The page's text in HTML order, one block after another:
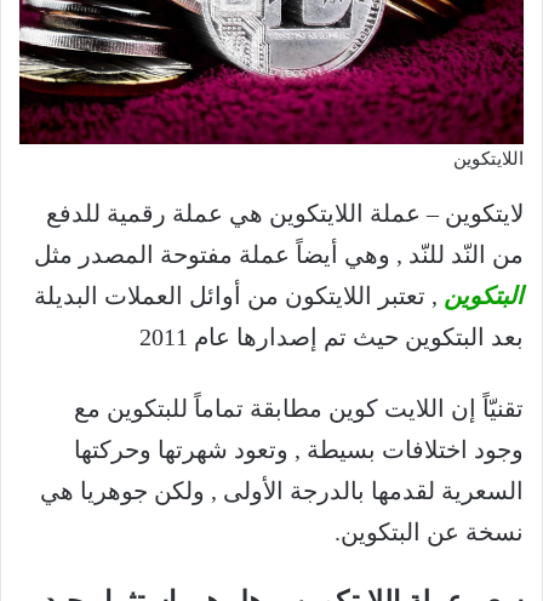
اللايتكوين
لايتكوين – عملة اللايتكوين هي عملة رقمية للدفع
من النّد للنّد , وهي أيضاً عملة مفتوحة المصدر مثل
البتكوين , تعتبر اللايتكون من أوائل العملات البديلة
بعد البتكوين حيث تم إصدارها عام 2011
تقنيّاً إن اللايت كوين مطابقة تماماً للبتكوين مع
وجود اختلافات بسيطة , وتعود شهرتها وحركتها
السعرية لقدمها بالدرجة الأولى , ولكن جوهريا هي
نسخة عن البتكوين.